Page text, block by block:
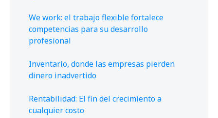
We work: el trabajo flexible fortalece
competencias para su desarrollo
profesional
Inventario, donde las empresas pierden
dinero inadvertido
Rentabilidad: El fin del crecimiento a
cualquier costo